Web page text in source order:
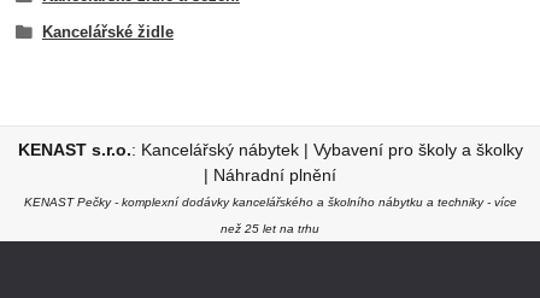
Kancelářské židle
KENAST s.r.o.: Kancelářský nábytek | Vybavení pro školy a školky
| Náhradní plnění
KENAST Pečky - komplexní dodávky kancelářského a školního nábytku a techniky - více
než 25 let na trhu